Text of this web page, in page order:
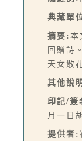
典藏單
摘要: 本
回贈詩
天女散
其他說
印記/簽
月一日
提供者: